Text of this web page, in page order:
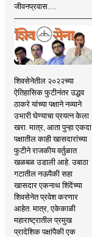
जीवनप्रवास.....
शिवसेनेतील २०२२च्या
ऐतिहासिक फुटीनंतर उद्धव
ठाकरे यांच्या पक्षाने नव्याने
उभारी घेण्याचा प्रयत्न केला
खरा. मात्र, आता पुन्हा एकदा
पक्षातील काही खासदारांच्या
फुटीने राजकीय वर्तुळात
खळबळ उडाली आहे. उबाठा
गटातील नऊपैकी सहा
खासदार एकनाथ शिंदेंच्या
शिवसेनेत प्रवेश करणार
आहेत. मात्र, एकेकाळी
महाराष्ट्रातील प्रमुख
प्रादेशिक पक्षांपैकी एक